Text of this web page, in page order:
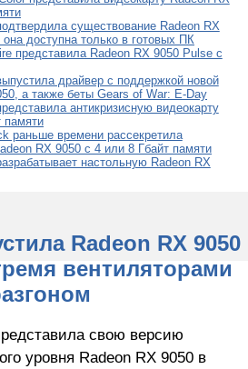
существование Radeon RX
доступна только в готовых ПК
представила Radeon RX 9050 Pulse с
драйвер с поддержкой новой
а также беты Gears of War: E-Day
антикризисную видеокарту
памяти
раньше времени рассекретила
RX 9050 с 4 или 8 Гбайт памяти
настольную Radeon RX
Radeon RX 9050
вентиляторами
свою версию
уровня Radeon RX 9050 в